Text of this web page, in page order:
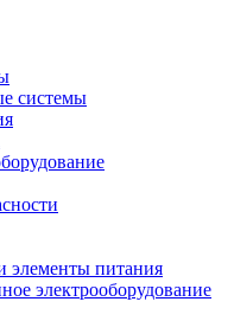
системы
элементы питания
электрооборудование